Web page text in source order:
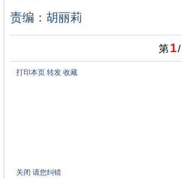
责编：胡丽莉
第1/
打印本页 转发 收藏
关闭 请您纠错